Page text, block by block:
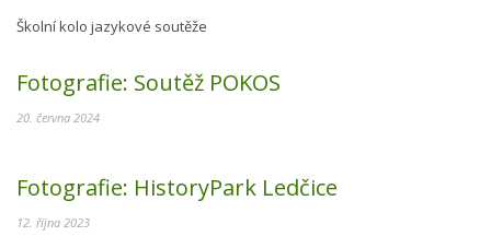
Školní kolo jazykové soutěže
Fotografie: Soutěž POKOS
20. června 2024
Fotografie: HistoryPark Ledčice
12. října 2023